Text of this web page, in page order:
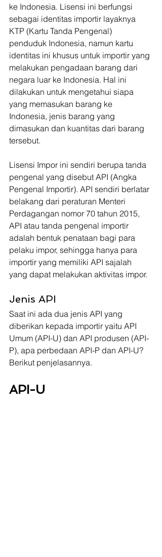
ke Indonesia. Lisensi ini berfungsi
sebagai identitas importir layaknya
KTP (Kartu Tanda Pengenal)
penduduk Indonesia, namun kartu
identitas ini khusus untuk importir yang
melakukan pengadaan barang dari
negara luar ke Indonesia. Hal ini
dilakukan untuk mengetahui siapa
yang memasukan barang ke
Indonesia, jenis barang yang
dimasukan dan kuantitas dari barang
tersebut.
Lisensi Impor ini sendiri berupa tanda
pengenal yang disebut API (Angka
Pengenal Importir). API sendiri berlatar
belakang dari peraturan Menteri
Perdagangan nomor 70 tahun 2015,
API atau tanda pengenal importir
adalah bentuk penataan bagi para
pelaku impor, sehingga hanya para
importir yang memiliki API sajalah
yang dapat melakukan aktivitas impor.
Jenis API
Saat ini ada dua jenis API yang
diberikan kepada importir yaitu API
Umum (API-U) dan API produsen (API-
P), apa perbedaan API-P dan API-U?
Berikut penjelasannya.
API-U